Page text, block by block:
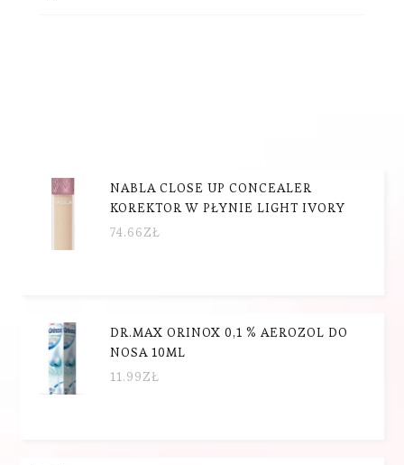
NABLA CLOSE UP CONCEALER
KOREKTOR W PŁYNIE LIGHT IVORY
74.66ZŁ
DR.MAX ORINOX 0,1 % AEROZOL DO
NOSA 10ML
11.99ZŁ